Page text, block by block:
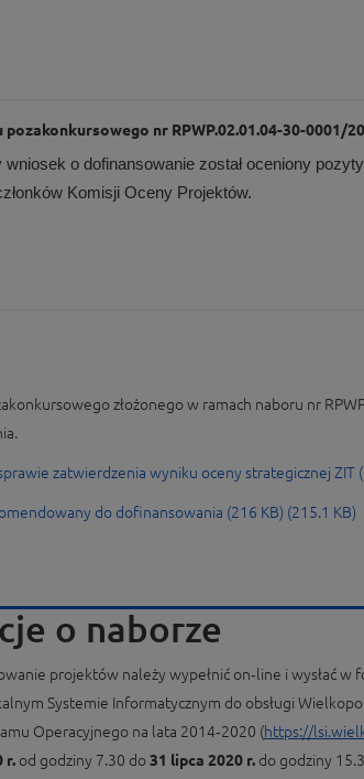
nr RPWP.02.01.04-30-0001/20
o dofinansowanie został oceniony
Komisji Oceny Projektów.
złożonego w ramach naboru nr
zatwierdzenia wyniku oceny strategicznej ZIT
do dofinansowania (216 KB) (215.1 KB)
o naborze
projektów należy wypełnić on‑line i wysłać w
Systemie Informatycznym do obsługi
Operacyjnego na lata 2014‑2020 (https://
r. od godziny 7.30 do31 lipca 2020 r. do godziny